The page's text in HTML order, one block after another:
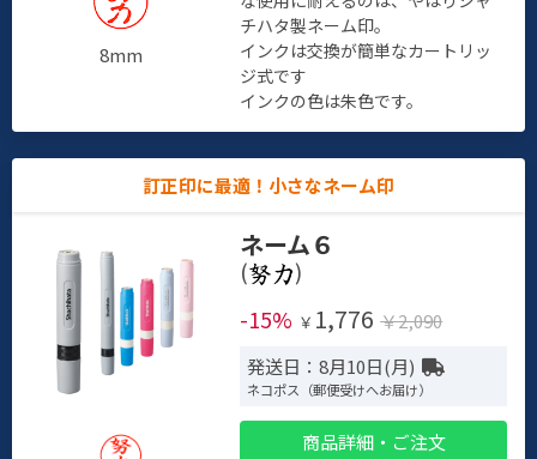
8mm
チハタ製ネーム印。
インクは交換が簡単なカートリッ
ジ式です
インクの色は朱色です。
訂正印に最適！小さなネーム印
ネーム６
(
)
-15% ￥ 1,776 ￥2,090
発送日：8月10日(月)
ネコポス（郵便受けへお届け）
商品詳細・ご注文